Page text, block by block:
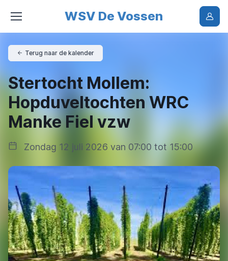
WSV De Vossen
Terug naar de kalender
Stertocht Mollem:
Hopduveltochten WRC
Manke Fiel vzw
Zondag 12 juli 2026 van 07:00 tot 15:00